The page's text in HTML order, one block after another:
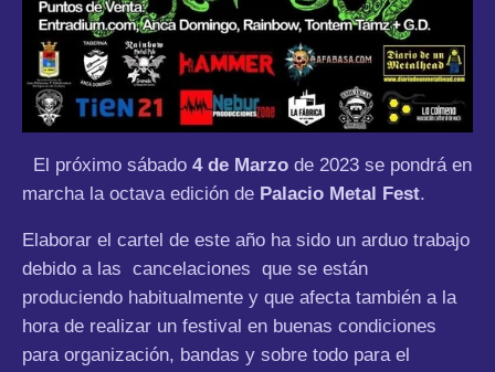
El próximo sábado 4 de Marzo de 2023 se pondrá en
marcha la octava edición de Palacio Metal Fest.
Elaborar el cartel de este año ha sido un arduo trabajo
debido a las cancelaciones que se están
produciendo habitualmente y que afecta también a la
hora de realizar un festival en buenas condiciones
para organización, bandas y sobre todo para el